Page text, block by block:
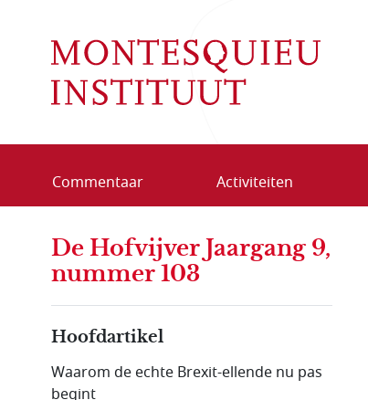
Commentaar Activiteiten
De Hofvijver Jaargang 9,
nummer 103
Hoofdartikel
Waarom de echte Brexit-ellende nu pas
begint